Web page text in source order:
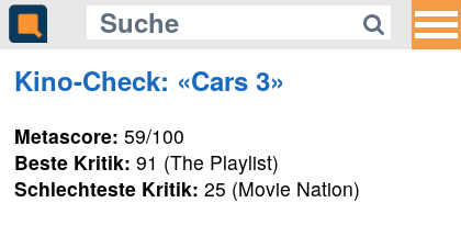
Kino-Check: «Cars 3»
Metascore: 59/100
Beste Kritik: 91 (The Playlist)
Schlechteste Kritik: 25 (Movie Nation)